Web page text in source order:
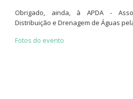
Obrigado, ainda, à APDA -
Distribuição e Drenagem de Águas
Fotos do evento